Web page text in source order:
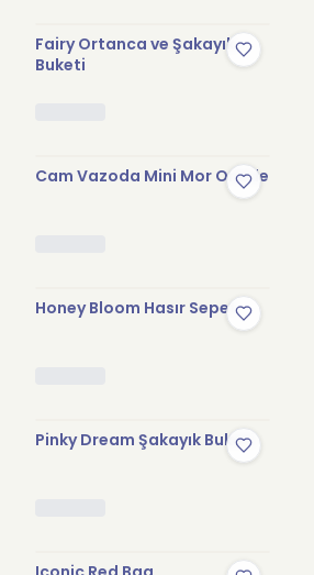
Fairy Ortanca ve Şakayık
Buketi
Cam Vazoda Mini Mor Orkide
Honey Bloom Hasır Sepet
Pinky Dream Şakayık Buketi